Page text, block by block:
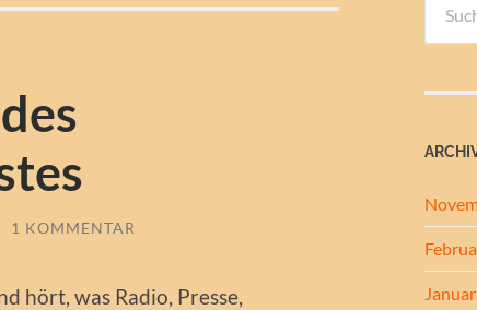
1 KOMMENTAR
hört, was Radio, Presse,
nach: